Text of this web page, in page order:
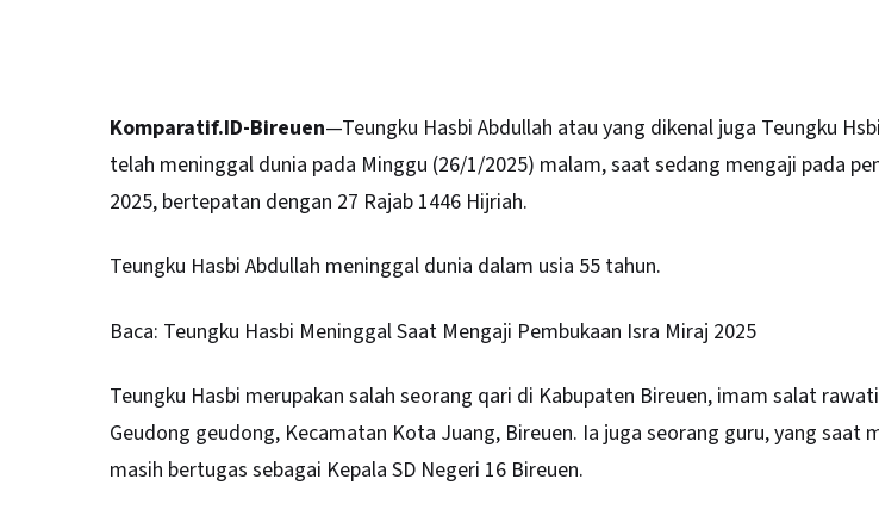
Komparatif.ID-Bireuen—Teungku Hasbi Abdullah atau yang dikenal juga Teungku
telah meninggal dunia pada Minggu (26/1/2025) malam, saat sedang mengaji pada
2025, bertepatan dengan 27 Rajab 1446 Hijriah.
Teungku Hasbi Abdullah meninggal dunia dalam usia 55 tahun.
Baca: Teungku Hasbi Meninggal Saat Mengaji Pembukaan Isra Miraj 2025
Teungku Hasbi merupakan salah seorang qari di Kabupaten Bireuen, imam salat
Geudong geudong, Kecamatan Kota Juang, Bireuen. Ia juga seorang guru, yang saat
masih bertugas sebagai Kepala SD Negeri 16 Bireuen.